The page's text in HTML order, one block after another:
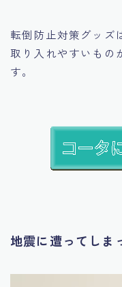
転倒防止対策グッズ
取り入れやすいもの
す。
地震に遭ってしま